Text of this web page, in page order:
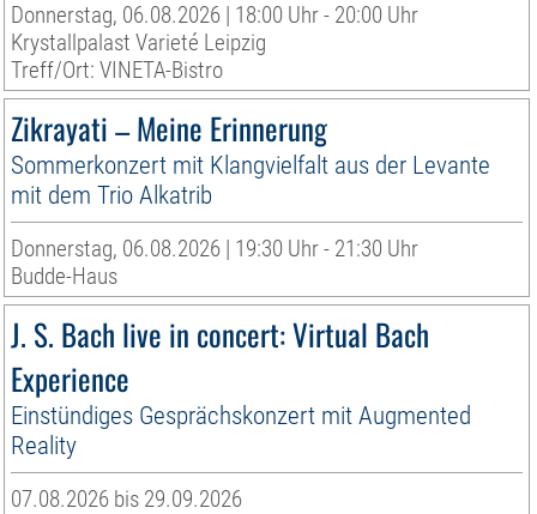
Donnerstag, 06.08.2026 | 18:00 Uhr - 20:00 Uhr
Krystallpalast Varieté Leipzig
Treff/Ort: VINETA-Bistro
Zikrayati – Meine Erinnerung
Sommerkonzert mit Klangvielfalt aus der Levante
mit dem Trio Alkatrib
Donnerstag, 06.08.2026 | 19:30 Uhr - 21:30 Uhr
Budde-Haus
J. S. Bach live in concert: Virtual Bach
Experience
Einstündiges Gesprächskonzert mit Augmented
Reality
07.08.2026 bis 29.09.2026